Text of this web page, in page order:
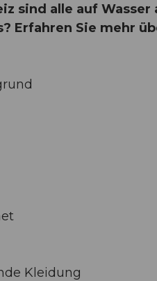
sind alle auf
Erfahren Sie mehr
Kleidung